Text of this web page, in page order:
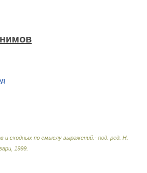
и сходных по смыслу выражений.- под. ред. Н.
1999